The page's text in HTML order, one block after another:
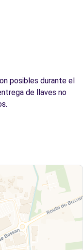
posibles durante el
de llaves no